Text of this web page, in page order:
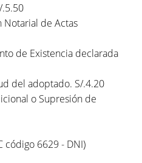
Notarial de Actas
de Existencia declarada
del adoptado. S/.4.20
o Supresión de
código 6629 - DNI)